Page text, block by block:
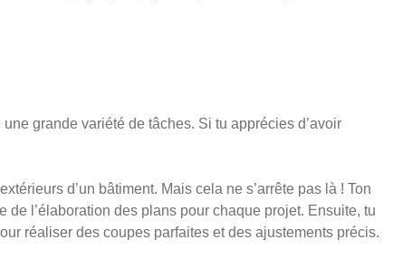
grande variété de tâches. Si tu apprécies d’avoir
d’un bâtiment. Mais cela ne s’arrête pas là ! Ton
l’élaboration des plans pour chaque projet. Ensuite, tu
réaliser des coupes parfaites et des ajustements précis.